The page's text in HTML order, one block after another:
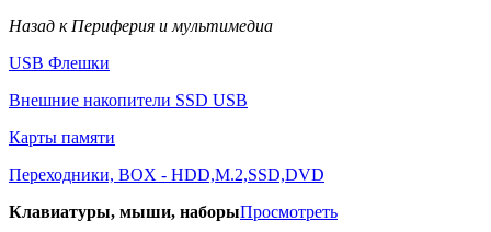
Назад к Периферия и мультимедиа
USB Флешки
Внешние накопители SSD USB
Карты памяти
Переходники, BOX - HDD,M.2,SSD,DVD
Клавиатуры, мыши, наборыПросмотреть